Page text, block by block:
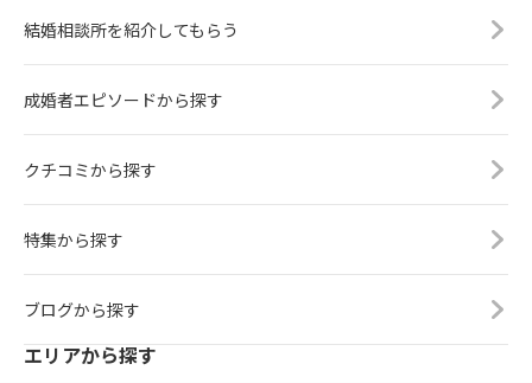
結婚相談所を紹介してもらう
成婚者エピソードから探す
クチコミから探す
特集から探す
ブログから探す
エリアから探す